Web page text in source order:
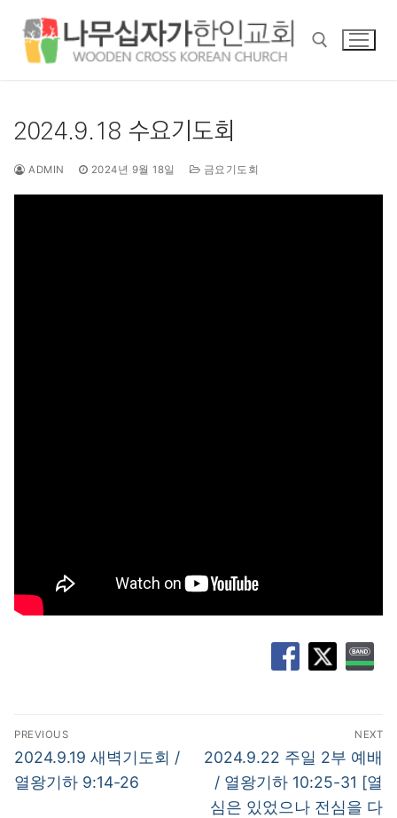
2024.9.18 수요기도회
ADMIN 2024년 9월 18일 금요기도회
글
탐
색
PREVIOUS
Previous
post:
2024.9.19 새벽기도회 /
열왕기하 9:14-26
NEXT
Next
post:
2024.9.22 주일 2부 예배
/ 열왕기하 10:25-31 [열
심은 있었으나 전심을 다